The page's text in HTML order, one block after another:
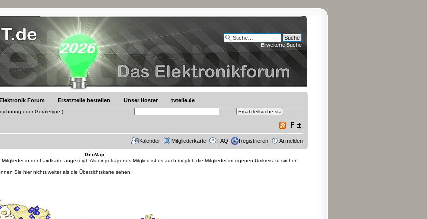
Erweiterte Suche
Elektronik Forum Ersatzteile bestellen Unser Hoster tvteile.de
oder Gerätetype )
Kalender Mitgliederkarte FAQ Registrieren Anmelden
GeoMap
in der Landkarte angezeigt. Als eingetragenes Mitglied ist es auch möglich die Mitglieder im eigenen Umkreis zu suchen.
Sie hier nichts weiter als die Übersichtskarte sehen.